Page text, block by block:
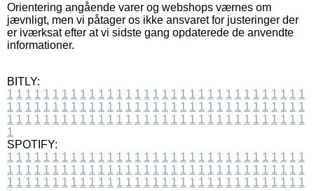
Orientering angående varer og webshops værnes om
jævnligt, men vi påtager os ikke ansvaret for justeringer der
er iværksat efter at vi sidste gang opdaterede de anvendte
informationer.
BITLY:
1 1 1 1 1 1 1 1 1 1 1 1 1 1 1 1 1 1 1 1 1 1 1 1 1 1 1 1 1 1 1 1 1
1 1 1 1 1 1 1 1 1 1 1 1 1 1 1 1 1 1 1 1 1 1 1 1 1 1 1 1 1 1 1 1 1
1 1 1 1 1 1 1 1 1 1 1 1 1 1 1 1 1 1 1 1 1 1 1 1 1 1 1 1 1 1 1 1 1
1
SPOTIFY:
1 1 1 1 1 1 1 1 1 1 1 1 1 1 1 1 1 1 1 1 1 1 1 1 1 1 1 1 1 1 1 1 1
1 1 1 1 1 1 1 1 1 1 1 1 1 1 1 1 1 1 1 1 1 1 1 1 1 1 1 1 1 1 1 1 1
1 1 1 1 1 1 1 1 1 1 1 1 1 1 1 1 1 1 1 1 1 1 1 1 1 1 1 1 1 1 1 1 1